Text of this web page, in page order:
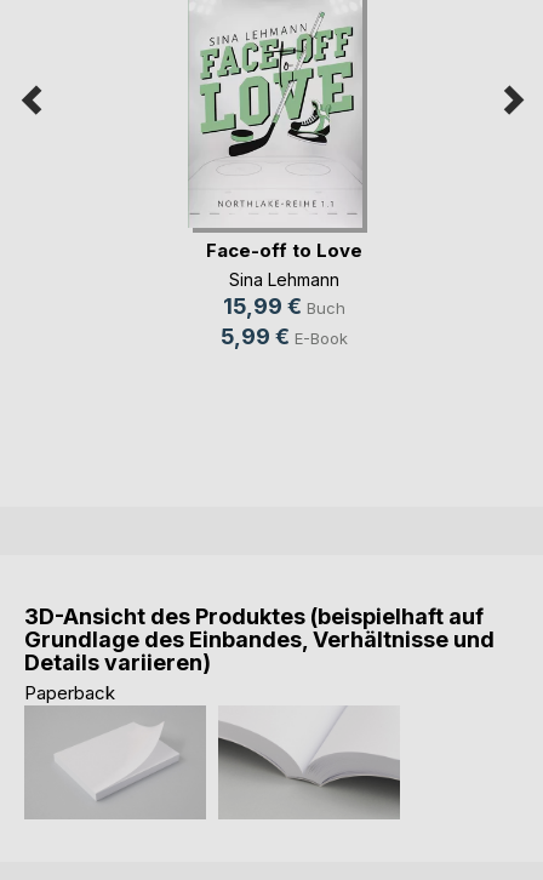
Face-off to Love
Sina Lehmann
15,99 € Buch
5,99 € E-Book
3D-Ansicht des Produktes (beispielhaft auf
Grundlage des Einbandes, Verhältnisse und
Details variieren)
Paperback